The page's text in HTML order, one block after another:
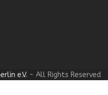
e.V. - All Rights Reserved